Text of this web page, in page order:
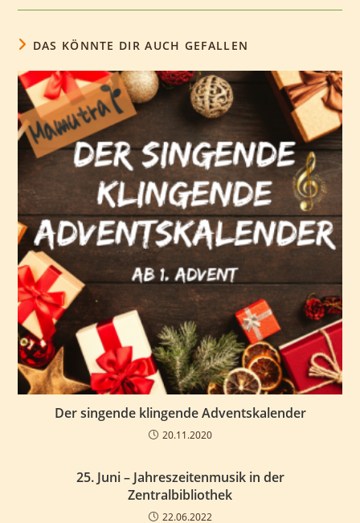
DAS KÖNNTE DIR AUCH GEFALLEN
Der singende klingende Adventskalender
20.11.2020
25. Juni – Jahreszeitenmusik in der
Zentralbibliothek
22.06.2022